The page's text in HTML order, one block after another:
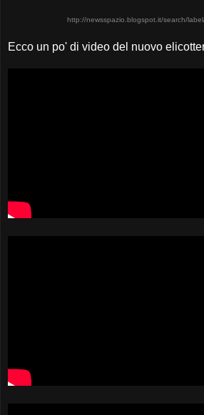
http://newsspazio.blogspot.it/search/
Ecco un po' di video del nuovo